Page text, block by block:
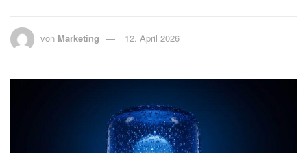
von Marketing 12. April 2026